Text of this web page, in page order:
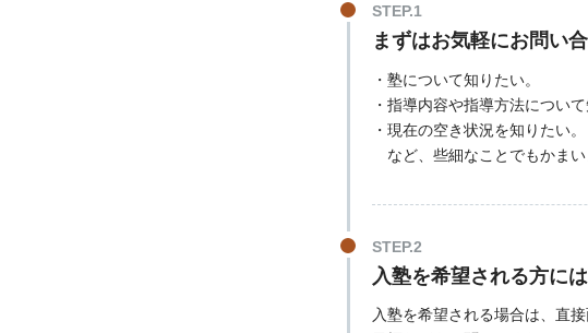
まずはお気軽にお問い
・塾について知りたい。
・指導内容や指導方法について
・現在の空き状況を知りたい。
など、些細なことでもかまい
入塾を希望される方に
入塾を希望される場合は、直